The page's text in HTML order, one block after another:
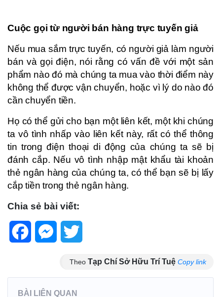
Cuộc gọi từ người bán hàng trực tuyến giả
Nếu mua sắm trực tuyến, có người giả làm người
bán và gọi điện, nói rằng có vấn đề với một sản
phẩm nào đó mà chúng ta mua vào thời điểm này
không thể được vận chuyển, hoặc vì lý do nào đó
cần chuyển tiền.
Họ có thể gửi cho bạn một liên kết, một khi chúng
ta vô tình nhấp vào liên kết này, rất có thể thông
tin trong điện thoại di động của chúng ta sẽ bị
đánh cắp. Nếu vô tình nhập mật khẩu tài khoản
thẻ ngân hàng của chúng ta, có thể bạn sẽ bị lấy
cắp tiền trong thẻ ngân hàng.
Chia sẻ bài viết:
FacebookMessenger
Theo Tạp Chí Sở Hữu Trí Tuệ Copy link
BÀI LIÊN QUAN